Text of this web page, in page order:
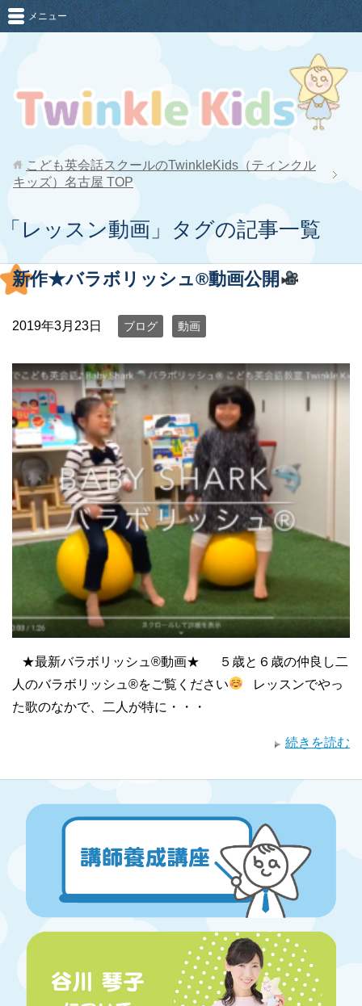
メニュー
こども英会話スクールのTwinkleKids（ティンクル
キッズ）名古屋 TOP
「レッスン動画」タグの記事一覧
新作★バラボリッシュ®︎動画公開
2019年3月23日 ブログ 動画
★最新バラボリッシュ®︎動画★ ５歳と６歳の仲良し二
人のバラボリッシュ®︎をご覧ください
レッスンでやっ
た歌のなかで、二人が特に・・・
続きを読む